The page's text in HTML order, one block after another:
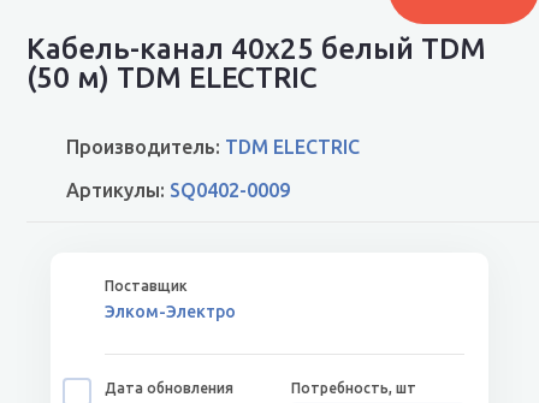
Кабель-канал 40х25 белый TDM
(50 м) TDM ELECTRIC
Производитель: TDM ELECTRIC
Артикулы: SQ0402-0009
Элком-Электро